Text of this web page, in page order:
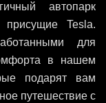
автопарк
Tesla.
для
в нашем
подарят вам
путешествие с